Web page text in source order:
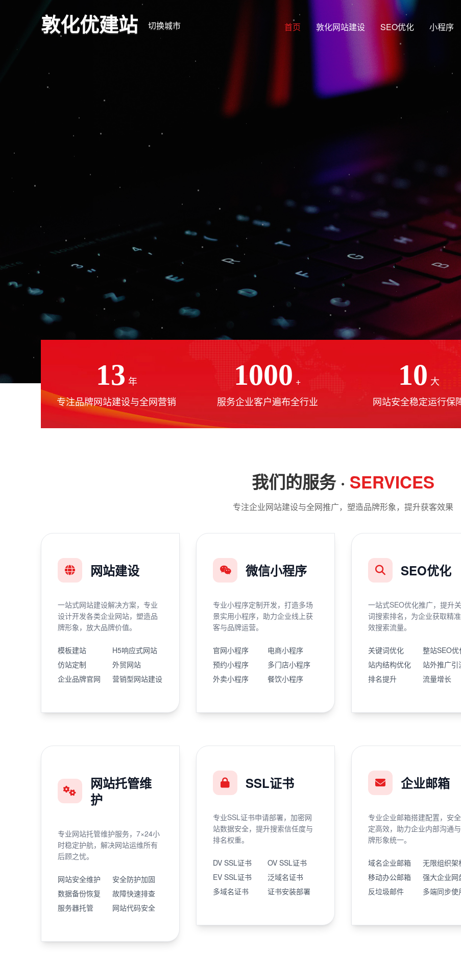
敦化优建站 切换城市 首页 敦化网站建设 SEO优化 小程序
全网覆盖 多端
响应式网站架构，兼容PC端、手机端、平板
13 年
专注品牌网站建设与全网营销
1000 +
服务企业客户遍布全行业
10 大
网站安全稳定运行保
我们的服务 · SERVICES
专注企业网站建设与全网推广，塑造品牌形象，提升获客效果
网站建设
一站式网站建设解决方案，专业
设计开发各类企业网站，塑造品
牌形象，放大品牌价值。
模板建站
H5响应式网站
仿站定制
外贸网站
企业品牌官网
营销型网站建设
微信小程序
专业小程序定制开发，打造多场
景实用小程序，助力企业线上获
客与品牌运营。
官网小程序
电商小程序
预约小程序
多门店小程序
外卖小程序
餐饮小程序
SEO优化
一站式SEO优化推广，提升
词搜索排名，为企业获取精
效搜索流量。
关键词优化
整站SEO优
站内结构优化
站外推广引
排名提升
流量增长
网站托管维
护
专业网站托管维护服务，7×24小
时稳定护航，解决网站运维所有
后顾之忧。
网站安全维护
安全防护加固
数据备份恢复
故障快速排查
服务器托管
网站代码安全
SSL证书
专业SSL证书申请部署，加密网
站数据安全，提升搜索信任度与
排名权重。
DV SSL证书
OV SSL证书
EV SSL证书
泛域名证书
多域名证书
证书安装部署
企业邮箱
专业企业邮箱搭建配置，安
定高效，助力企业内部沟通
牌形象统一。
域名企业邮箱
无限组织架
移动办公邮箱
强大企业网
反垃圾邮件
多端同步使